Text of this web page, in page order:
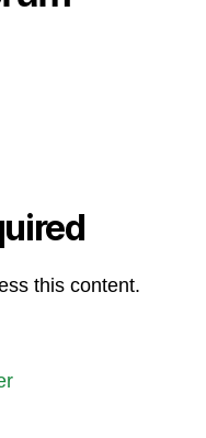
this content.